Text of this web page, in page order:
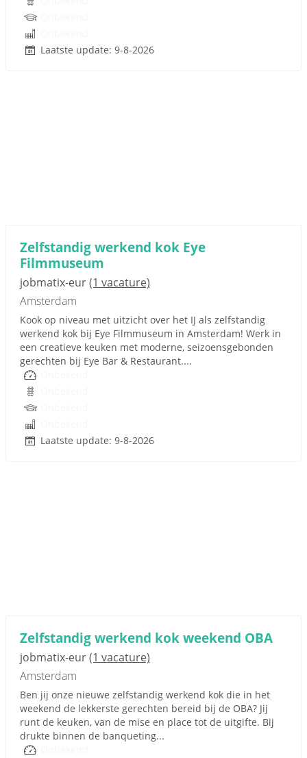
Laatste update: 9-8-2026
Zelfstandig werkend kok Eye
Filmmuseum
jobmatix-eur(1 vacature)
Amsterdam
Kook op niveau met uitzicht over het IJ als zelfstandig
werkend kok bij Eye Filmmuseum in Amsterdam! Werk in
een creatieve keuken met moderne, seizoensgebonden
gerechten bij Eye Bar & Restaurant....
Laatste update: 9-8-2026
Zelfstandig werkend kok weekend OBA
jobmatix-eur(1 vacature)
Amsterdam
Ben jij onze nieuwe zelfstandig werkend kok die in het
weekend de lekkerste gerechten bereid bij de OBA? Jij
runt de keuken, van de mise en place tot de uitgifte. Bij
drukte binnen de banqueting...